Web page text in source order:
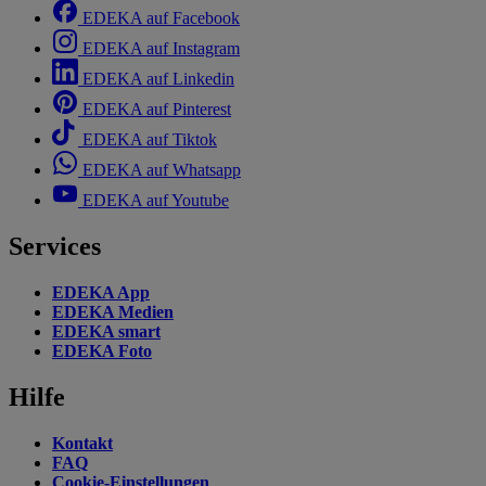
EDEKA auf Facebook
EDEKA auf Instagram
EDEKA auf Linkedin
EDEKA auf Pinterest
EDEKA auf Tiktok
EDEKA auf Whatsapp
EDEKA auf Youtube
Services
EDEKA App
EDEKA Medien
EDEKA smart
EDEKA Foto
Hilfe
Kontakt
FAQ
Cookie-Einstellungen